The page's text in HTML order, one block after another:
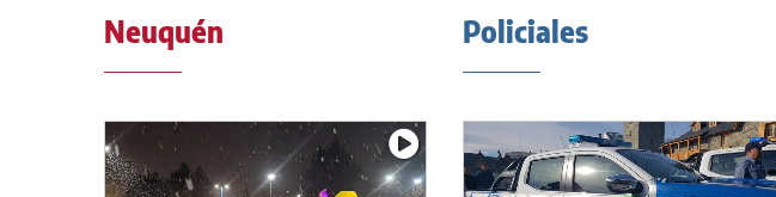
Neuquén Policiales